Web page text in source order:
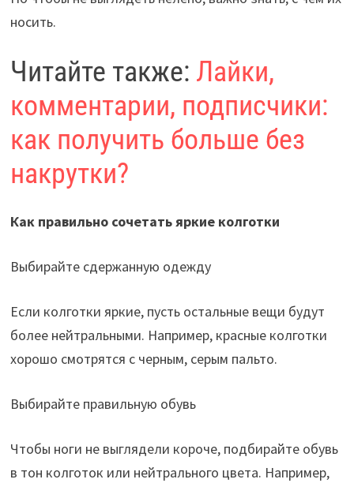
носить.
Читайте также: Лайки,
комментарии, подписчики:
как получить больше без
накрутки?
Как правильно сочетать яркие колготки
Выбирайте сдержанную одежду
Если колготки яркие, пусть остальные вещи будут
более нейтральными. Например, красные колготки
хорошо смотрятся с черным, серым пальто.
Выбирайте правильную обувь
Чтобы ноги не выглядели короче, подбирайте обувь
в тон колготок или нейтрального цвета. Например,